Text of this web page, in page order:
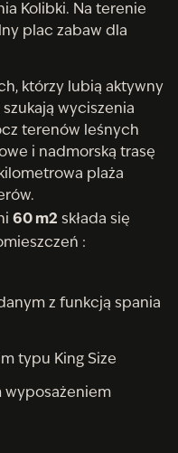
Kolibki. Na terenie
plac zabaw dla
którzy lubią aktywny
wyciszenia
terenów leśnych
i nadmorską trasę
plaża
60 m2 składa się
:
z funkcją spania
typu King Size
wyposażeniem